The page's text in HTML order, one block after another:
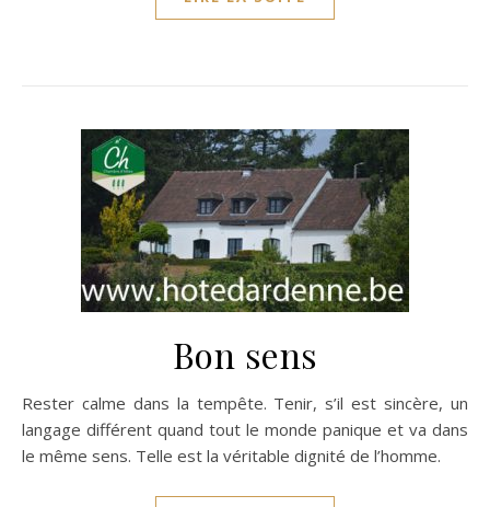
Bon sens
Rester calme dans la tempête. Tenir, s’il est sincère, un
langage différent quand tout le monde panique et va dans
le même sens. Telle est la véritable dignité de l’homme.